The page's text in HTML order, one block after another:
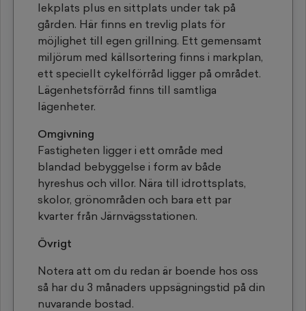
lekplats plus en sittplats under tak på
gården. Här finns en trevlig plats för
möjlighet till egen grillning. Ett gemensamt
miljörum med källsortering finns i markplan,
ett speciellt cykelförråd ligger på området.
Lägenhetsförråd finns till samtliga
lägenheter.
Omgivning
Fastigheten ligger i ett område med
blandad bebyggelse i form av både
hyreshus och villor. Nära till idrottsplats,
skolor, grönområden och bara ett par
kvarter från Järnvägsstationen.
Övrigt
Notera att om du redan är boende hos oss
så har du 3 månaders uppsägningstid på din
nuvarande bostad.